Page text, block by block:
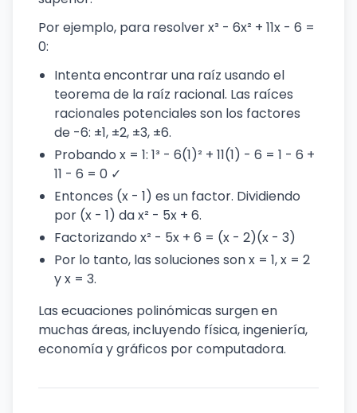
Por ejemplo, para resolver x³ - 6x² + 11x - 6 =
0:
Intenta encontrar una raíz usando el
teorema de la raíz racional. Las raíces
racionales potenciales son los factores
de -6: ±1, ±2, ±3, ±6.
Probando x = 1: 1³ - 6(1)² + 11(1) - 6 = 1 - 6 +
11 - 6 = 0 ✓
Entonces (x - 1) es un factor. Dividiendo
por (x - 1) da x² - 5x + 6.
Factorizando x² - 5x + 6 = (x - 2)(x - 3)
Por lo tanto, las soluciones son x = 1, x = 2
y x = 3.
Las ecuaciones polinómicas surgen en
muchas áreas, incluyendo física, ingeniería,
economía y gráficos por computadora.